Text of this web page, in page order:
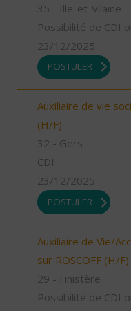
35 - Ille-et-Vilaine
Possibilité de CDI
23/12/2025
POSTULER
Auxiliaire de vie
(H/F)
32 - Gers
CDI
23/12/2025
POSTULER
Auxiliaire de Vie/
sur ROSCOFF (H/F)
29 - Finistère
Possibilité de CDI